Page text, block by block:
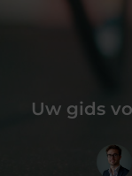
Uw gids